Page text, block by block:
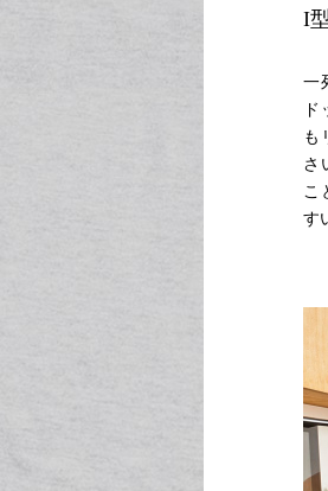
I型
一
も
さ
こ
す